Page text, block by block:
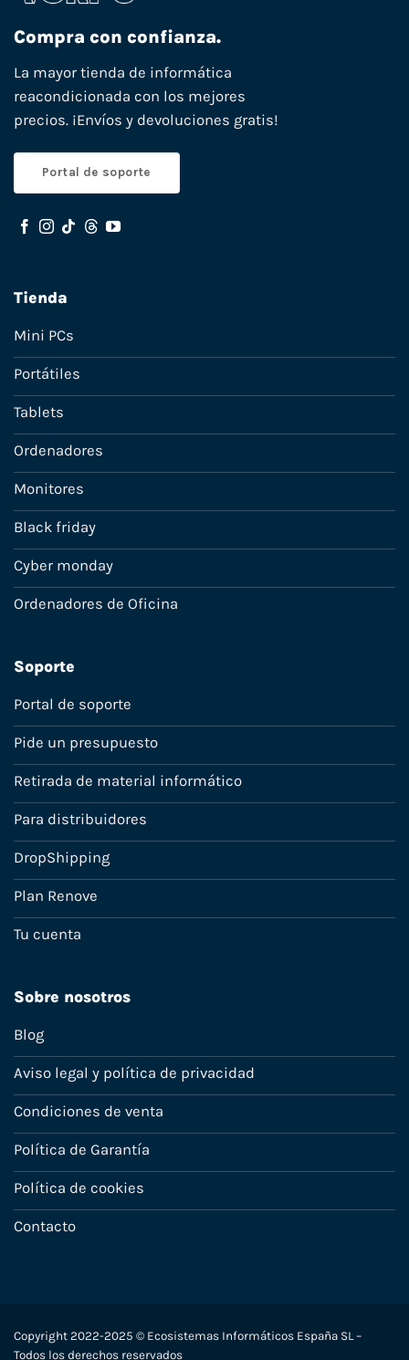
Compra con confianza.
La mayor tienda de informática
reacondicionada con los mejores
precios. ¡Envíos y devoluciones gratis!
Portal de soporte
Tienda
Mini PCs
Portátiles
Tablets
Ordenadores
Monitores
Black friday
Cyber monday
Ordenadores de Oficina
Soporte
Portal de soporte
Pide un presupuesto
Retirada de material informático
Para distribuidores
DropShipping
Plan Renove
Tu cuenta
Sobre nosotros
Blog
Aviso legal y política de privacidad
Condiciones de venta
Política de Garantía
Política de cookies
Contacto
Copyright 2022-2025 © Ecosistemas Informáticos España SL –
Todos los derechos reservados